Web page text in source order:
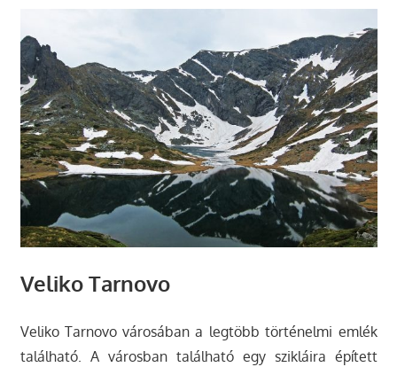
Veliko Tarnovo
Veliko Tarnovo városában a legtöbb történelmi emlék
található. A városban található egy szikláira épített